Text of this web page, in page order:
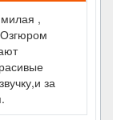
,
за